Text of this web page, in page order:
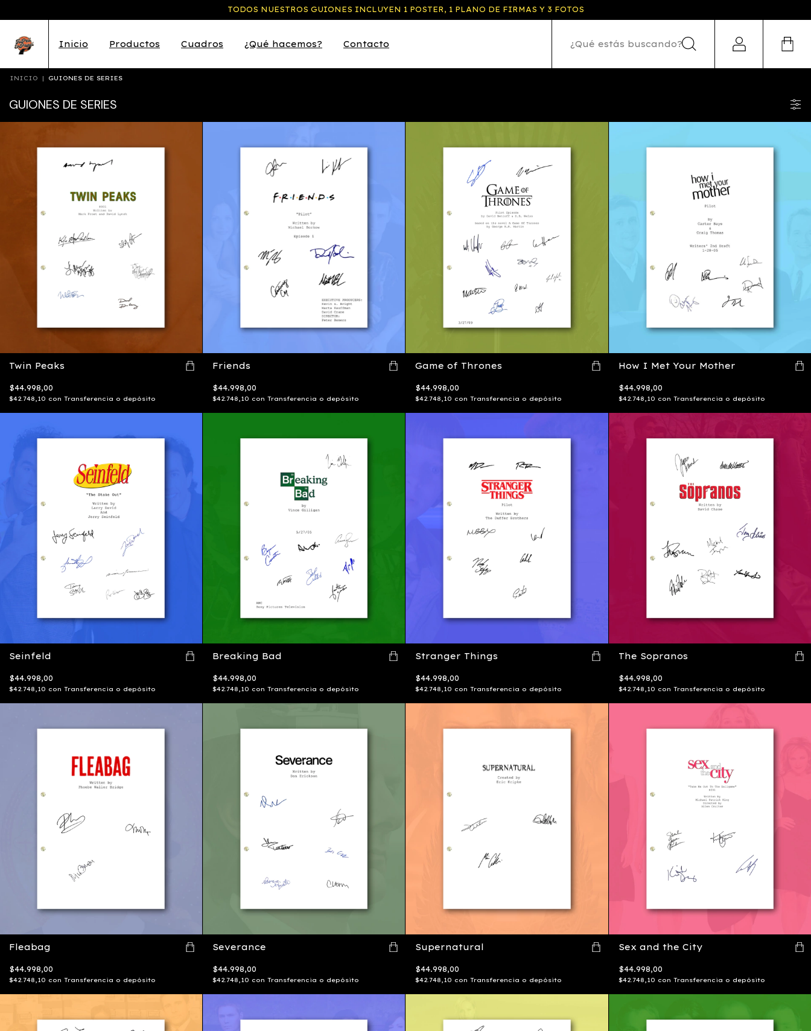
TODOS NUESTROS GUIONES INCLUYEN 1 POSTER, 1 PLANO DE FIRMAS Y 3 FOTOS
Inicio Productos Cuadros ¿Qué hacemos? Contacto
INICIO | GUIONES DE SERIES
GUIONES DE SERIES
Twin Peaks
$44.998,00
$42.748,10 con Transferencia o depósito
Friends
$44.998,00
$42.748,10 con Transferencia o depósito
Game of Thrones
$44.998,00
$42.748,10 con Transferencia o depósito
How I Met Your Mother
$44.998,00
$42.748,10 con Transferencia o depósito
Seinfeld
$44.998,00
$42.748,10 con Transferencia o depósito
Breaking Bad
$44.998,00
$42.748,10 con Transferencia o depósito
Stranger Things
$44.998,00
$42.748,10 con Transferencia o depósito
The Sopranos
$44.998,00
$42.748,10 con Transferencia o depósito
Fleabag
$44.998,00
$42.748,10 con Transferencia o depósito
Severance
$44.998,00
$42.748,10 con Transferencia o depósito
Supernatural
$44.998,00
$42.748,10 con Transferencia o depósito
Sex and the City
$44.998,00
$42.748,10 con Transferencia o depósito